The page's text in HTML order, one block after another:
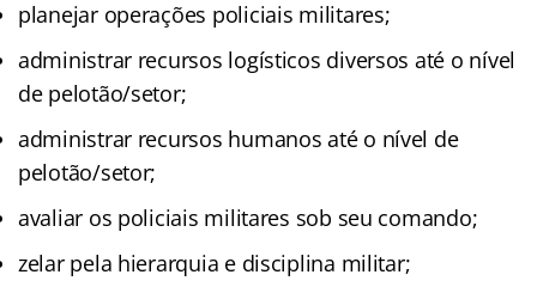
planejar operações policiais militares;
administrar recursos logísticos diversos até o nível
de pelotão/setor;
administrar recursos humanos até o nível de
pelotão/setor;
avaliar os policiais militares sob seu comando;
zelar pela hierarquia e disciplina militar;